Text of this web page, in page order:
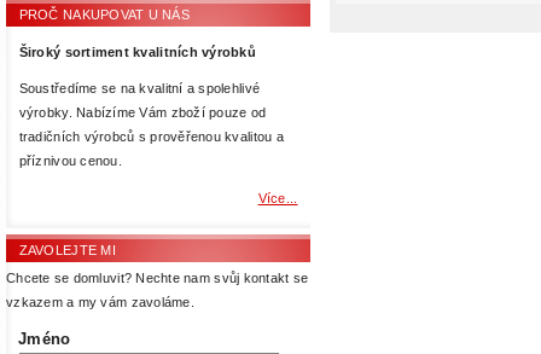
PROČ NAKUPOVAT U NÁS
Široký sortiment kvalitních výrobků
Soustředíme se na kvalitní a spolehlivé
výrobky. Nabízíme Vám zboží pouze od
tradičních výrobců s prověřenou kvalitou a
příznivou cenou.
Více...
ZAVOLEJTE MI
Chcete se domluvit? Nechte nam svůj kontakt se
vzkazem a my vám zavoláme.
Jméno